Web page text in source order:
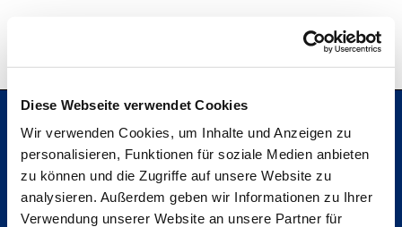
Diese Webseite verwendet Cookies
Wir verwenden Cookies, um Inhalte und Anzeigen zu
personalisieren, Funktionen für soziale Medien anbieten
zu können und die Zugriffe auf unsere Website zu
analysieren. Außerdem geben wir Informationen zu Ihrer
Verwendung unserer Website an unsere Partner für
Hochschule Bremerhaven
Kontakt
An der Karlstadt 8
27568 Bremerhaven